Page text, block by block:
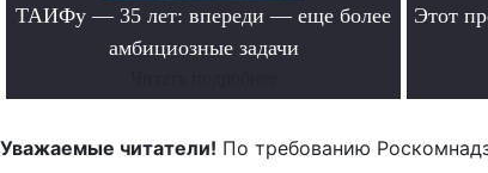
ТАИФу — 35 лет: впереди — еще более
амбициозные задачи
Этот
Уважаемые читатели! По требованию